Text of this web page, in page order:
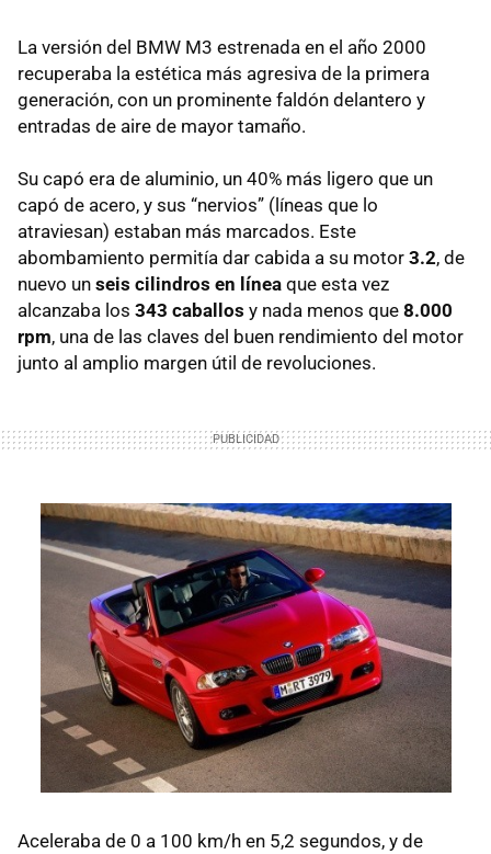
La versión del BMW M3 estrenada en el año 2000
recuperaba la estética más agresiva de la primera
generación, con un prominente faldón delantero y
entradas de aire de mayor tamaño.
Su capó era de aluminio, un 40% más ligero que un
capó de acero, y sus “nervios” (líneas que lo
atraviesan) estaban más marcados. Este
abombamiento permitía dar cabida a su motor 3.2, de
nuevo un seis cilindros en línea que esta vez
alcanzaba los 343 caballos y nada menos que 8.000
rpm, una de las claves del buen rendimiento del motor
junto al amplio margen útil de revoluciones.
Aceleraba de 0 a 100 km/h en 5,2 segundos, y de